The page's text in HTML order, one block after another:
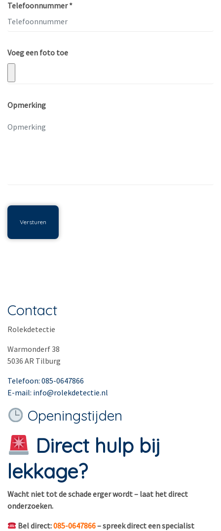
Telefoonnummer *
Voeg een foto toe
Opmerking
Contact
Rolekdetectie
Warmonderf 38
5036 AR Tilburg
Telefoon: 085-0647866
E-mail: info@rolekdetectie.nl
Openingstijden
Direct hulp bij
lekkage?
Wacht niet tot de schade erger wordt – laat het direct
onderzoeken.
Bel direct:085-0647866– spreek direct een specialist